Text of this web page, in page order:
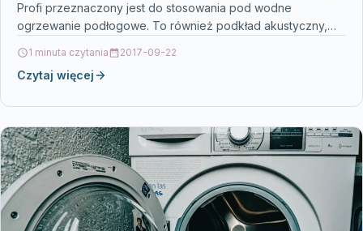
Profi przeznaczony jest do stosowania pod wodne
ogrzewanie podłogowe. To również podkład akustyczny,
1 minuta czytania 2017-09-22
Czytaj więcej